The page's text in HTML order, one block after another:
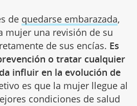
de quedarse embarazada,
mujer una revisión de su
de sus encías. Es
o tratar cualquier
influir en la evolución de
es que la mujer llegue al
condiciones de salud